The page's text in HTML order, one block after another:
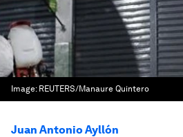
Image: REUTERS/Manaure Quintero
Juan Antonio Ayllón